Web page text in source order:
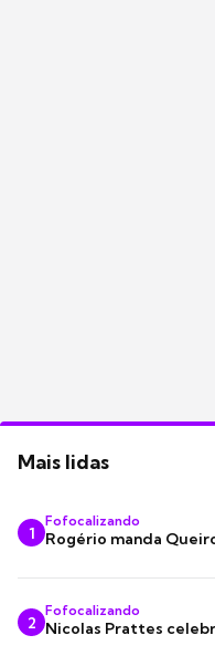
Mais lidas
1
Fofocalizando
Rogério manda
2
Fofocalizando
Nicolas Prattes